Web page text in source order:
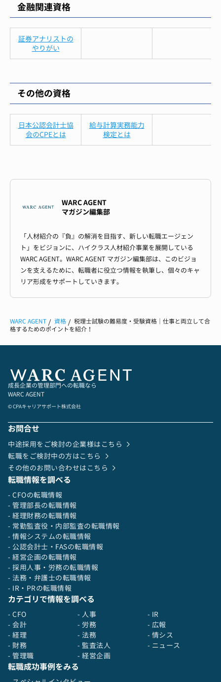
金融関連資格
証券アナリストの
やりがい
その他の資格
日本公認会計士協
会のCPEとは
給与計算実務能力
検定とは
WARC AGENT
マガジン編集部
「人材紹介の『負』の解消を目指す、新しい転職エージェン
ト」をビジョンに、ハイクラス人材紹介事業を展開している
WARC AGENT。WARC AGENT マガジン編集部は、このビジョ
ンを支えるために、転職者に役立つ情報を執筆し、個々のキャ
リア形成をサポートしていきます。
WARC AGENT 資格
税理士試験の難易度・受験資格｜仕事と両立して合
格するためのポイントを紹介！
成長企業の管理部門への転職なら
WARC AGENT
© CPAキャリアサポート株式会社
お問合せ
中途採用をご検討の企業様はこちら
転職をご検討中の方はこちら
その他のお問い合わせはこちら
転職情報を調べる
- CFOの転職情報
- 管理部長の転職情報
- 経理財務の転職情報
- 常勤監査役・内部監査の転職情報
- 情報システムの転職情報
- 公認会計士・FASの転職情報
- 経営企画の転職情報
- 採用人事・労務の転職情報
- 法務・弁護士の転職情報
- IR・PRの転職情報
カテゴリで情報を調べる
- CFO
- 会計
- 経理
- 財務
- 管理職
- 人事
- 労務
- 法務
- 監査法人
- 経営企画
- IR
- 広報
- 情シス
- ニュース
転職成功事例をみる